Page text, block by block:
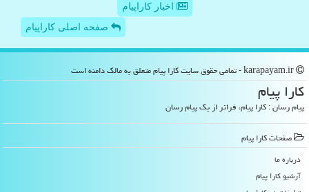
اخبار کاراپیام
صفحه اصلی کاراپیام
كارا پیام
پیام رسان : کارا پیام، فراتر از یک پیام رسان
صفحات كارا پیام
درباره ما
آرشیو كارا پیام